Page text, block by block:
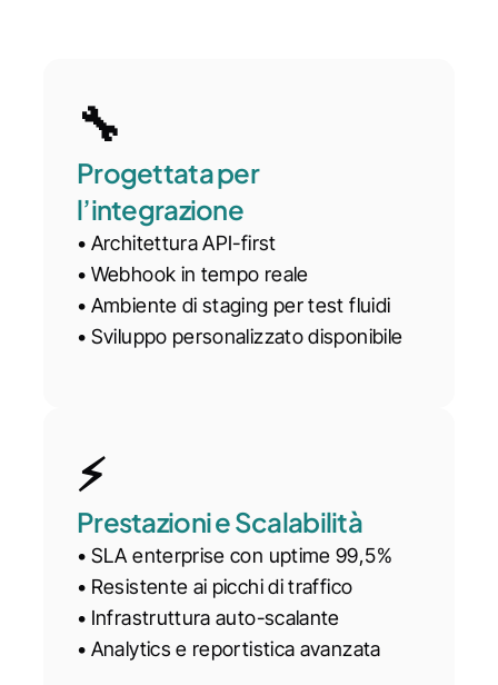
🔧
Progettata per
l’integrazione
• Architettura API-first
• Webhook in tempo reale
• Ambiente di staging per test fluidi
• Sviluppo personalizzato disponibile
⚡
Prestazioni e Scalabilità
• SLA enterprise con uptime 99,5%
• Resistente ai picchi di traffico
• Infrastruttura auto-scalante
• Analytics e reportistica avanzata